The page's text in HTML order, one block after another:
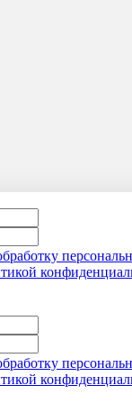
(Бизнес Парк
шоссе, с1кБ,